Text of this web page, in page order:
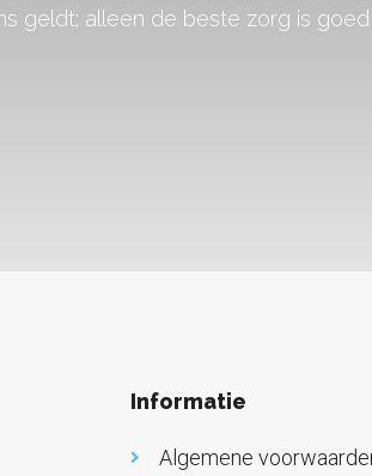
geldt; alleen de beste zorg is
Informatie
Algemene